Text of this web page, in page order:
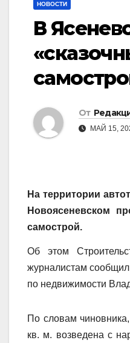
НОВОСТИ
В
От
МАЙ 15,
На территории
Новоясеневском
самострой.
Об этом
журналистам сообщил
по недвижимости
По словам
кв. м. возведена с